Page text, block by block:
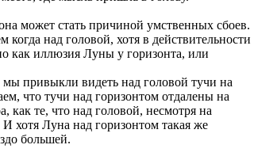
может стать причиной умственных сбоев.
над головой, хотя в действительности
как иллюзия Луны у горизонта, или
привыкли видеть над головой тучи на
что тучи над горизонтом отдалены на
как те, что над головой, несмотря на
хотя Луна над горизонтом такая же
большей.